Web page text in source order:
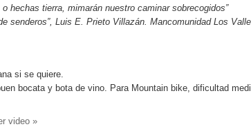
hechas tierra, mimarán nuestro caminar sobrecogidos”
senderos”, Luis E. Prieto Villazán. Mancomunidad Los
si se quiere.
bocata y bota de vino. Para Mountain bike, dificultad
video »